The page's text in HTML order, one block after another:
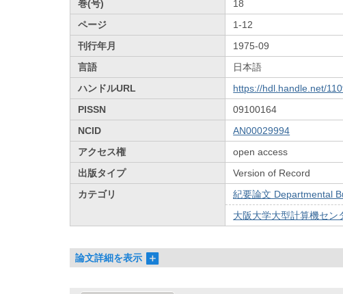
巻(号)
18
ページ
1-12
刊行年月
1975-09
言語
日本語
ハンドルURL
https://hdl.handle.net/
PISSN
09100164
NCID
AN00029994
アクセス権
open access
出版タイプ
Version of Record
カテゴリ
紀要論文 Departmental
大阪大学大型計算機セン
論文詳細を表示